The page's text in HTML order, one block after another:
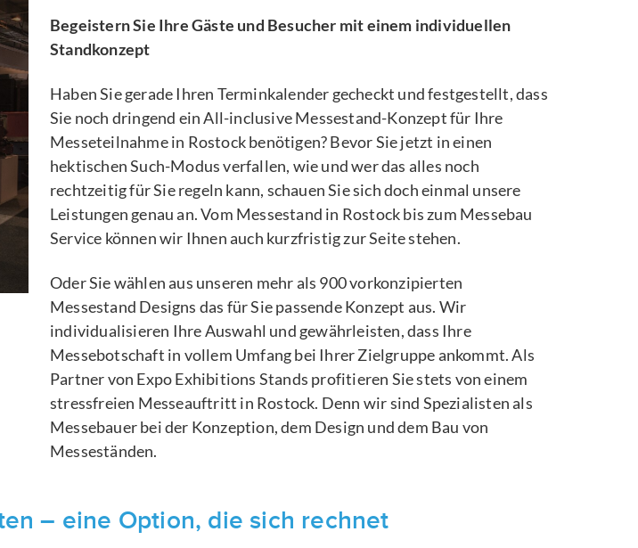
Begeistern Sie Ihre Gäste und Besucher mit einem individuellen
Standkonzept
Haben Sie gerade Ihren Terminkalender gecheckt und festgestellt, dass
Sie noch dringend ein All-inclusive Messestand-Konzept für Ihre
Messeteilnahme in Rostock benötigen? Bevor Sie jetzt in einen
hektischen Such-Modus verfallen, wie und wer das alles noch
rechtzeitig für Sie regeln kann, schauen Sie sich doch einmal unsere
Leistungen genau an. Vom Messestand in Rostock bis zum Messebau
Service können wir Ihnen auch kurzfristig zur Seite stehen.
Oder Sie wählen aus unseren mehr als 900 vorkonzipierten
Messestand Designs das für Sie passende Konzept aus. Wir
individualisieren Ihre Auswahl und gewährleisten, dass Ihre
Messebotschaft in vollem Umfang bei Ihrer Zielgruppe ankommt. Als
Partner von Expo Exhibitions Stands profitieren Sie stets von einem
stressfreien Messeauftritt in Rostock. Denn wir sind Spezialisten als
Messebauer bei der Konzeption, dem Design und dem Bau von
Messeständen.
– eine Option, die sich rechnet